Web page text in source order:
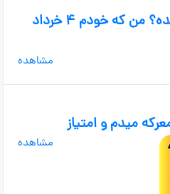
کیا امتحاناتشون تموم شده؟ من که خودم ۴ خرداد
مشاهده
میدم و امتیاز
مشاهده